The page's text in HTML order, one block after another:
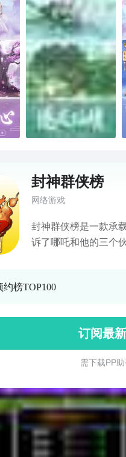
封神群侠榜
网络游戏
封神群侠榜是一款承
诉了哪吒和他的三个
找龙王算账，最终为
吒巧遇鬼灵精怪的小
为西伯侯出山平天下
分分合合，但还是齐
王、战魔家四将、杀
作为一款极具代表性
宫、剧情、战斗等诸
为贯穿整个游戏不可
吒从一个天真无邪的
约榜TOP100
订阅最
需 下 载 P P 助